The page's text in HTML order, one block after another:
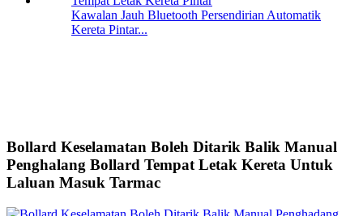
Kawalan Jauh Bluetooth Persendirian Automatik
Kereta Pintar...
Bollard Keselamatan Boleh Ditarik Balik Manual
Penghalang Bollard Tempat Letak Kereta Untuk
Laluan Masuk Tarmac